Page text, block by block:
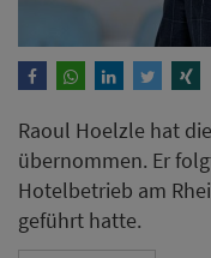
Raoul Hoelzle hat
übernommen. Er
Hotelbetrieb am
geführt hatte.